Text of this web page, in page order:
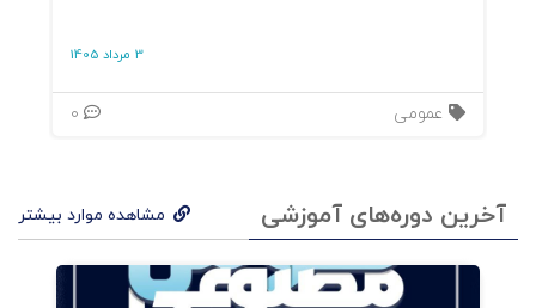
یکی از برجسته‌ترین بخش‌های کتاب، کاربرد دانش
تکاملی دردرک رفتار مصرف‌کنندهاست. اَش نشان
می‌دهد چرا برندها یا پیام‌هایی که امنیت، تعلق و
3 مرداد 1405
عمومی
آخرین دوره‌های آموزشی مشاهده موارد بیشتر